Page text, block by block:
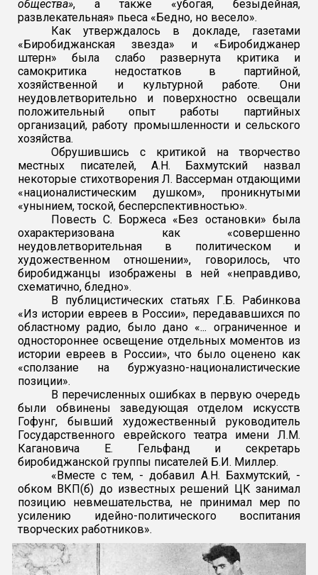
общества», а также «убогая, безыдейная,
развлекательная» пьеса «Бедно, но весело».
Как утверждалось в докладе, газетами
«Биробиджанская звезда» и «Биробиджанер
штерн» была слабо развернута критика и
самокритика недостатков в партийной,
хозяйственной и культурной работе. Они
неудовлетворительно и поверхностно освещали
положительный опыт работы партийных
организаций, работу промышленности и сельского
хозяйства.
Обрушившись с критикой на творчество
местных писателей, А.Н. Бахмутский назвал
некоторые стихотворения Л. Вассерман отдающими
«националистическим душком», проникнутыми
«унынием, тоской, бесперспективностью».
Повесть С. Боржеса «Без остановки» была
охарактеризована как «совершенно
неудовлетворительная в политическом и
художественном отношении», говорилось, что
биробиджанцы изображены в ней «неправдиво,
схематично, бледно».
В публицистических статьях Г.Б. Рабинкова
«Из истории евреев в России», передававшихся по
областному радио, было дано «... ограниченное и
одностороннее освещение отдельных моментов из
истории евреев в России», что было оценено как
«сползание на буржуазно-националистические
позиции».
В перечисленных ошибках в первую очередь
были обвинены заведующая отделом искусств
Гофунг, бывший художественный руководитель
Государственного еврейского театра имени Л.М.
Кагановича Е. Гельфанд и секретарь
биробиджанской группы писателей Б.И. Миллер.
«Вместе с тем, - добавил А.Н. Бахмутский, -
обком ВКП(б) до известных решений ЦК занимал
позицию невмешательства, не принимал мер по
усилению идейно-политического воспитания
творческих работников».